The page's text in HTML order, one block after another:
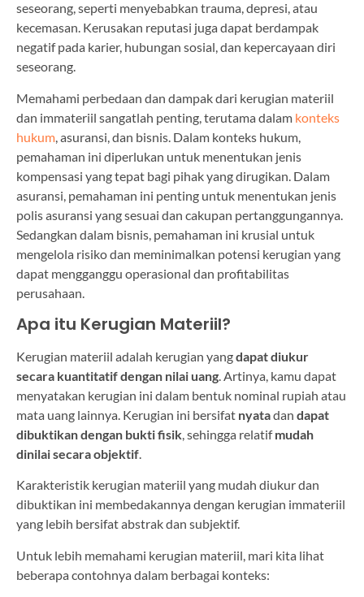
seseorang, seperti menyebabkan trauma, depresi, atau
kecemasan. Kerusakan reputasi juga dapat berdampak
negatif pada karier, hubungan sosial, dan kepercayaan diri
seseorang.
Memahami perbedaan dan dampak dari kerugian materiil
dan immateriil sangatlah penting, terutama dalam konteks
hukum , asuransi, dan bisnis. Dalam konteks hukum,
pemahaman ini diperlukan untuk menentukan jenis
kompensasi yang tepat bagi pihak yang dirugikan. Dalam
asuransi, pemahaman ini penting untuk menentukan jenis
polis asuransi yang sesuai dan cakupan pertanggungannya.
Sedangkan dalam bisnis, pemahaman ini krusial untuk
mengelola risiko dan meminimalkan potensi kerugian yang
dapat mengganggu operasional dan profitabilitas
perusahaan.
Apa itu Kerugian Materiil?
Kerugian materiil adalah kerugian yangdapat diukur
secara kuantitatif dengan nilai uang. Artinya, kamu dapat
menyatakan kerugian ini dalam bentuk nominal rupiah atau
mata uang lainnya. Kerugian ini bersifat nyatadan dapat
dibuktikan dengan bukti fisik, sehingga relatifmudah
dinilai secara objektif.
Karakteristik kerugian materiil yang mudah diukur dan
dibuktikan ini membedakannya dengan kerugian immateriil
yang lebih bersifat abstrak dan subjektif.
Untuk lebih memahami kerugian materiil, mari kita lihat
beberapa contohnya dalam berbagai konteks: